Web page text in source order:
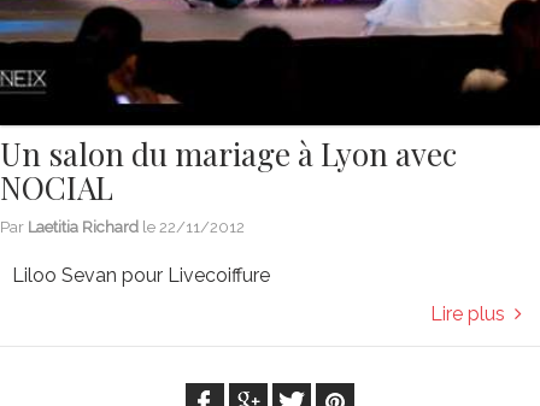
Un salon du mariage à Lyon avec
NOCIAL
Par Laetitia Richard le 22/11/2012
Liloo Sevan pour Livecoiffure
Lire plus